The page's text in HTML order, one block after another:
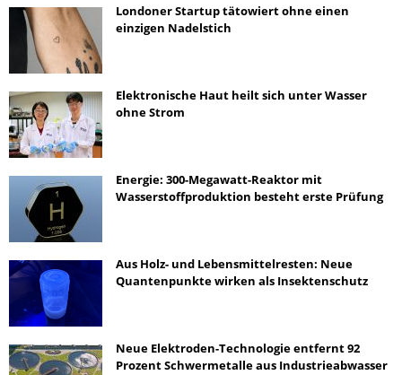
Londoner Startup tätowiert ohne einen
einzigen Nadelstich
Elektronische Haut heilt sich unter Wasser
ohne Strom
Energie: 300-Megawatt-Reaktor mit
Wasserstoffproduktion besteht erste Prüfung
Aus Holz- und Lebensmittelresten: Neue
Quantenpunkte wirken als Insektenschutz
Neue Elektroden-Technologie entfernt 92
Prozent Schwermetalle aus Industrieabwasser